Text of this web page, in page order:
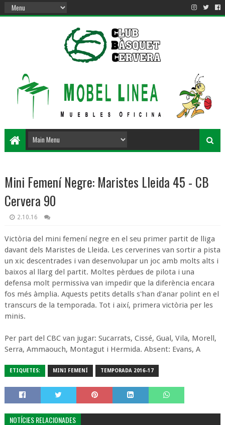
Mini Femení Negre: Maristes Lleida 45 - CB
Cervera 90
2.10.16
Victòria del mini femení negre en el seu primer partit de lliga
davant dels Maristes de Lleida. Les cerverines van sortir a pista
un xic descentrades i van desenvolupar un joc amb molts alts i
baixos al llarg del partit. Moltes pèrdues de pilota i una
defensa molt permissiva van impedir que la diferència encara
fos més àmplia. Aquests petits detalls s'han d'anar polint en el
transcurs de la temporada. Tot i així, primera victòria per les
minis.
Per part del CBC van jugar: Sucarrats, Cissé, Gual, Vila, Morell,
Serra, Ammaouch, Montagut i Hermida. Absent: Evans, A
ETIQUETES: MINI FEMENÍ TEMPORADA 2016-17
NOTÍCIES RELACIONADES